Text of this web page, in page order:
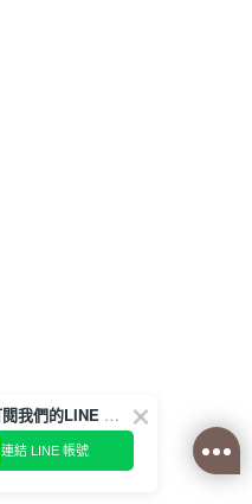
歡迎訂閱我們的LINE 官方帳號
連結 LINE 帳號